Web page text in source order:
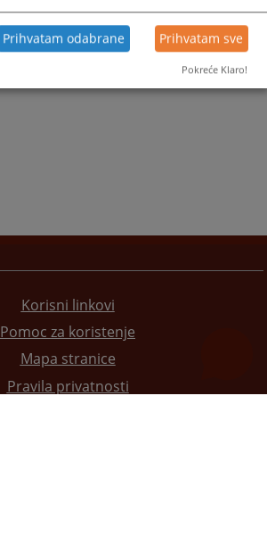
Korisni linkovi
Pomoc za koristenje
Mapa stranice
Pravila privatnosti
Prihvatam odabrane Prihvatam sve
Pokreće Klaro!